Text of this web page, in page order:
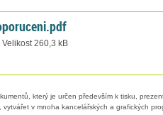
260,3 kB
který je určen především k tisku,
vytvářet v mnoha kancelářských a grafických